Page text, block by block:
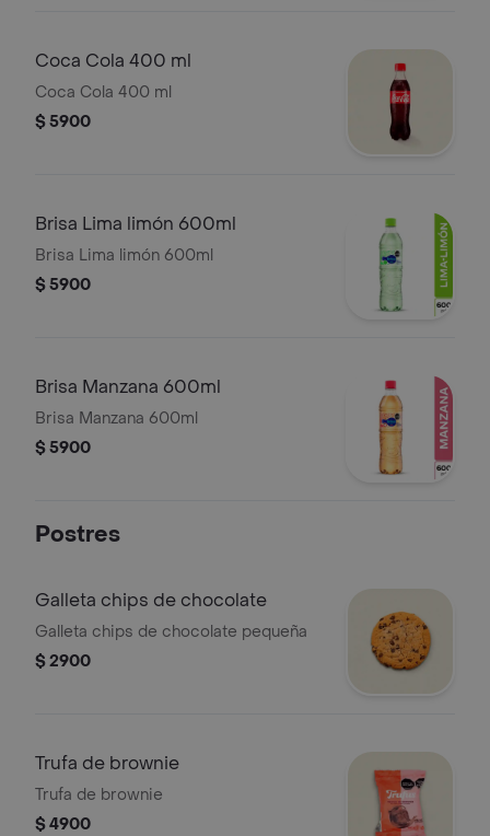
Coca Cola 400 ml
Coca Cola 400 ml
$ 5900
Brisa Lima limón 600ml
Brisa Lima limón 600ml
$ 5900
Brisa Manzana 600ml
Brisa Manzana 600ml
$ 5900
Postres
Galleta chips de chocolate
Galleta chips de chocolate pequeña
$ 2900
Trufa de brownie
Trufa de brownie
$ 4900